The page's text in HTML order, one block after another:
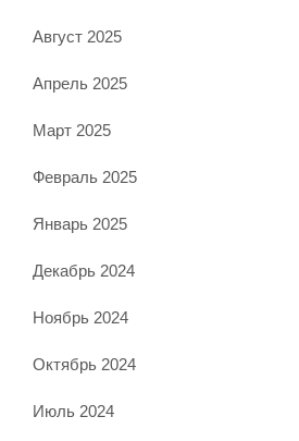
Август 2025
Апрель 2025
Март 2025
Февраль 2025
Январь 2025
Декабрь 2024
Ноябрь 2024
Октябрь 2024
Июль 2024